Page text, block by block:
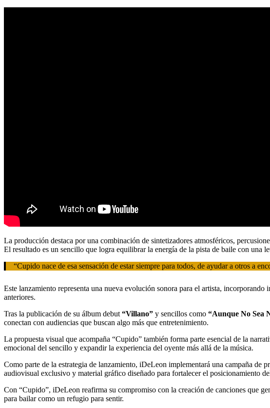
La producción destaca por una combinación de sintetizadores atmosféricos,
El resultado es un sencillo que logra equilibrar la energía de la pista de baile con una
“Cupido nace de esa sensación de estar siempre para todos, de ayudar a otros a
Este lanzamiento representa una nueva evolución sonora para el artista,
anteriores.
Tras la publicación de su álbum debut “Villano” y sencillos como “Aunque No Sea
conectan con audiencias que buscan algo más que entretenimiento.
La propuesta visual que acompaña “Cupido” también forma parte esencial de la
emocional del sencillo y expandir la experiencia del oyente más allá de la música.
Como parte de la estrategia de lanzamiento, iDeLeon implementará una campaña de
audiovisual exclusivo y material gráfico diseñado para fortalecer el posicionamiento
Con “Cupido”, iDeLeon reafirma su compromiso con la creación de canciones que
para bailar como un refugio para sentir.